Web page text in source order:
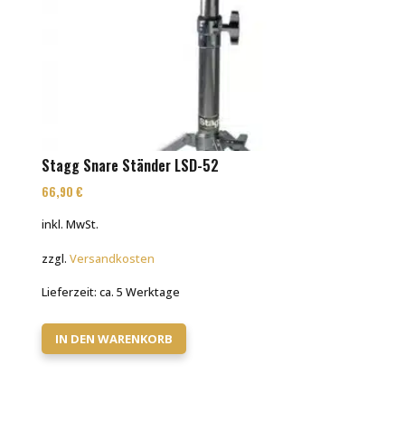
Stagg Snare Ständer LSD-52
66,90€
inkl. MwSt.
zzgl.Versandkosten
Lieferzeit:ca. 5 Werktage
IN DEN WARENKORB